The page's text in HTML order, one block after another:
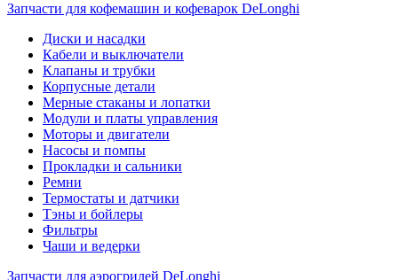
Запчасти для кофемашин и кофеварок DeLonghi
Диски и насадки
Кабели и выключатели
Клапаны и трубки
Корпусные детали
Мерные стаканы и лопатки
Модули и платы управления
Моторы и двигатели
Насосы и помпы
Прокладки и сальники
Ремни
Термостаты и датчики
Тэны и бойлеры
Фильтры
Чаши и ведерки
Запчасти для аэрогрилей DeLonghi